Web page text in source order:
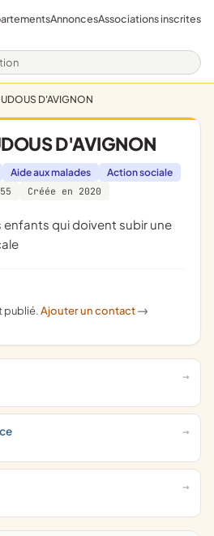
AnnoncesAssociations inscrites
D'AVIGNON
D'AVIGNON
Aide aux malades
Action sociale
Créée en 2020
publié.Ajouter un contact ->